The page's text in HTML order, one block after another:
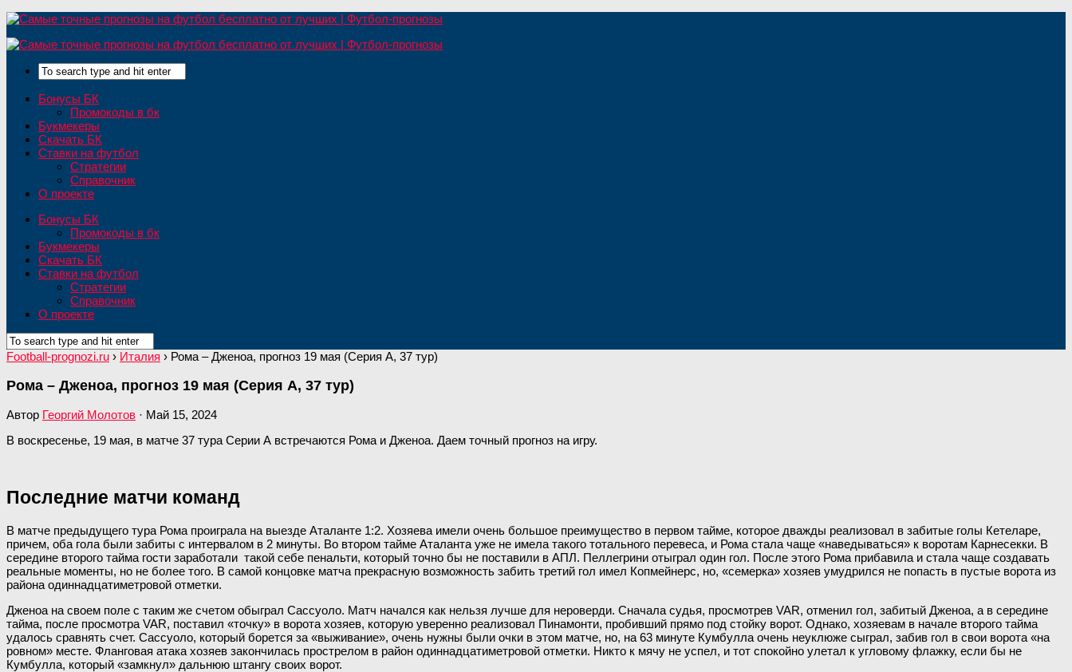
Бонусы БК
Промокоды в бк
Букмекеры
Скачать БК
Ставки на футбол
Стратегии
Справочник
О проекте
Бонусы БК
Промокоды в бк
Букмекеры
Скачать БК
Ставки на футбол
Стратегии
Справочник
О проекте
Football-prognozi.ru › Италия › Рома – Дженоа, прогноз 19 мая (Серия А, 37 тур)
Рома – Дженоа, прогноз 19 мая (Серия А, 37 тур)
Автор Георгий Молотов · Май 15, 2024
В воскресенье, 19 мая, в матче 37 тура Серии А встречаются Рома и Дженоа. Даем точный прогноз на игру.
Последние матчи команд
В матче предыдущего тура Рома проиграла на выезде Аталанте 1:2. Хозяева имели очень большое преимущество в первом тайме, которое дважды реализовал в забитые голы Кетеларе,
причем, оба гола были забиты с интервалом в 2 минуты. Во втором тайме Аталанта уже не имела такого тотального перевеса, и Рома стала чаще «наведываться» к воротам Карнесекки. В
середине второго тайма гости заработали такой себе пенальти, который точно бы не поставили в АПЛ. Пеллегрини отыграл один гол. После этого Рома прибавила и стала чаще создавать
реальные моменты, но не более того. В самой концовке матча прекрасную возможность забить третий гол имел Копмейнерс, но, «семерка» хозяев умудрился не попасть в пустые ворота из
района одиннадцатиметровой отметки.
Дженоа на своем поле с таким же счетом обыграл Сассуоло. Матч начался как нельзя лучше для нероверди. Сначала судья, просмотрев VAR, отменил гол, забитый Дженоа, а в середине
тайма, после просмотра VAR, поставил «точку» в ворота хозяев, которую уверенно реализовал Пинамонти, пробивший прямо под стойку ворот. Однако, хозяевам в начале второго тайма
удалось сравнять счет. Сассуоло, который борется за «выживание», очень нужны были очки в этом матче, но, на 63 минуте Кумбулла очень неуклюже сыграл, забив гол в свои ворота «на
ровном» месте. Фланговая атака хозяев закончилась прострелом в район одиннадцатиметровой отметки. Никто к мячу не успел, и тот спокойно улетал к угловому флажку, если бы не
Кумбулла, который «замкнул» дальнюю штангу своих ворот.